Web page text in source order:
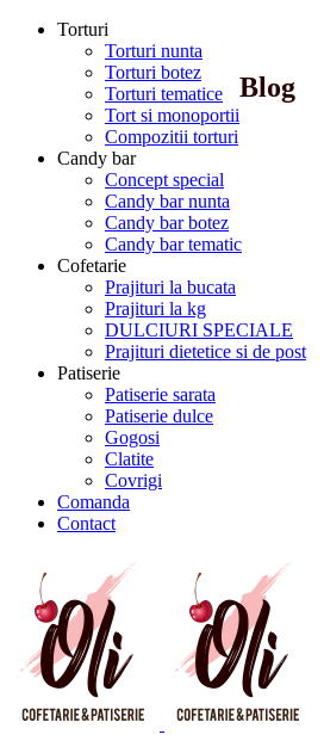
Torturi
Torturi nunta
Torturi botez
Torturi tematice
Tort si monoportii
Compozitii torturi
Candy bar
Concept special
Candy bar nunta
Candy bar botez
Candy bar tematic
Cofetarie
Prajituri la bucata
Prajituri la kg
DULCIURI SPECIALE
Prajituri dietetice si de post
Patiserie
Patiserie sarata
Patiserie dulce
Gogosi
Clatite
Covrigi
Comanda
Contact
Blog